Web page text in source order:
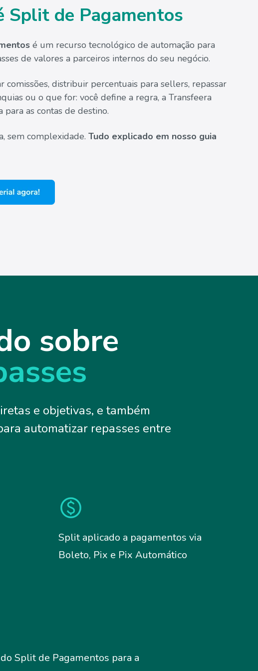
Split de Pagamentos
é um recurso tecnológico de automação para
de valores a parceiros internos do seu negócio.
comissões, distribuir percentuais para sellers, repassar
ou o que for: você define a regra, a Transfeera
para as contas de destino.
sem complexidade.Tudo explicado em nosso guia
sobre
e objetivas, e também
automatizar repasses entre
Split aplicado a pagamentos via
Boleto, Pix e Pix Automático
Split de Pagamentos para a